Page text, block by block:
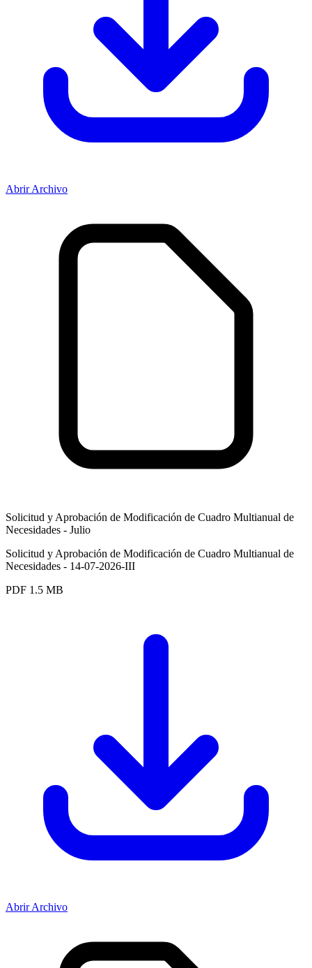
Abrir Archivo
Solicitud y Aprobación de Modificación de Cuadro Multianual de
Necesidades - Julio
Solicitud y Aprobación de Modificación de Cuadro Multianual de
Necesidades - 14-07-2026-III
PDF 1.5 MB
Abrir Archivo